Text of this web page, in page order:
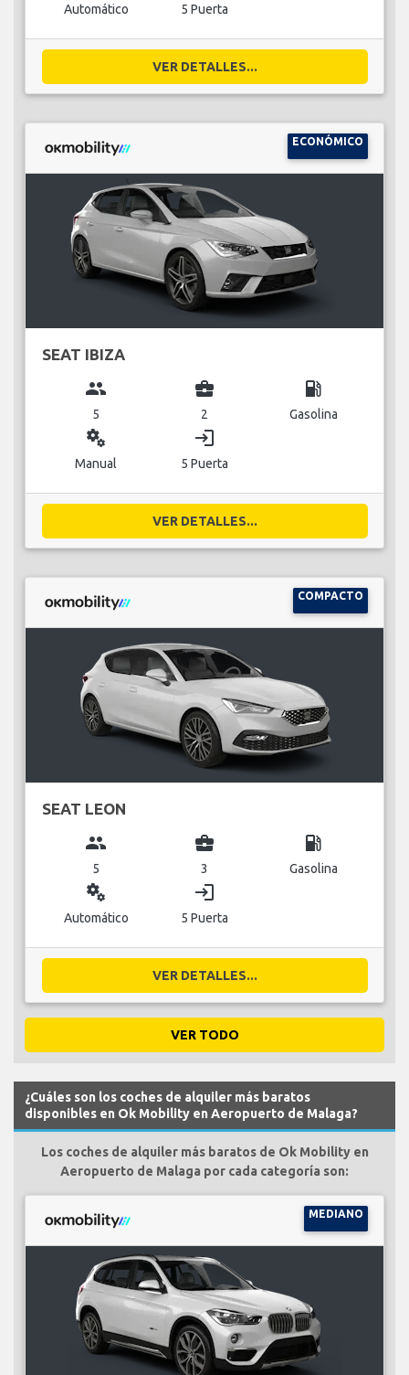
Automático 5 Puerta
VER DETALLES...
ECONÓMICO
SEAT IBIZA
group
5
business_center
2
local_gas_station
Gasolina
miscellaneous_services
Manual
login
5 Puerta
VER DETALLES...
COMPACTO
SEAT LEON
group
5
business_center
3
local_gas_station
Gasolina
miscellaneous_services
Automático
login
5 Puerta
VER DETALLES...
VER TODO
¿Cuáles son los coches de alquiler más baratos
disponibles en Ok Mobility en Aeropuerto de Malaga?
Los coches de alquiler más baratos de Ok Mobility en
Aeropuerto de Malaga por cada categoría son:
MEDIANO